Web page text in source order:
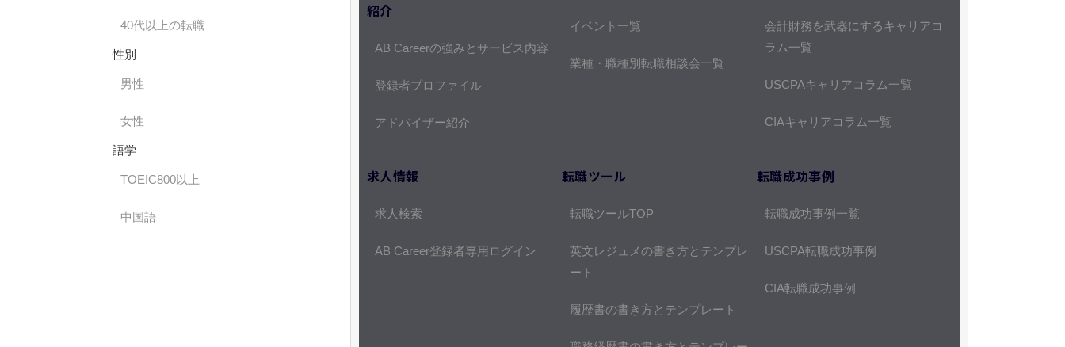
40代以上の転職
性別
男性
女性
語学
TOEIC800以上
中国語
紹介
AB Careerの強みとサービス内容
登録者プロファイル
アドバイザー紹介
イベント一覧
業種・職種別転職相談会一覧
会計財務を武器にするキャリアコ
ラム一覧
USCPAキャリアコラム一覧
CIAキャリアコラム一覧
求人情報
求人検索
AB Career登録者専用ログイン
転職ツール
転職ツールTOP
英文レジュメの書き方とテンプレ
ート
履歴書の書き方とテンプレート
転職成功事例
転職成功事例一覧
USCPA転職成功事例
CIA転職成功事例